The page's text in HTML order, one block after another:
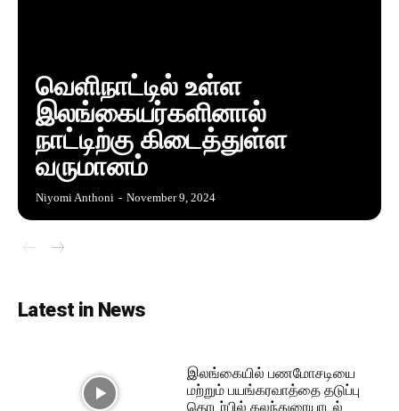
வெளிநாட்டில் உள்ள
இலங்கையர்களினால்
நாட்டிற்கு கிடைத்துள்ள
வருமானம்
Niyomi Anthoni - November 9, 2024
Latest in News
இலங்கையில் பணமோசடியை
மற்றும் பயங்கரவாத்தை தடுப்பு
தொடர்பில் கலந்துரையாடல்